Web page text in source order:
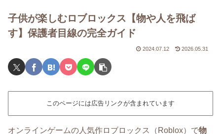
子供が楽しむロブロックス【物や人を飛ば
す】保護者目線の完全ガイド
2024.07.12 2026.05.31
このページには広告リンクが含まれています
オンラインゲームの人気作ロブロックス（Roblox）で物